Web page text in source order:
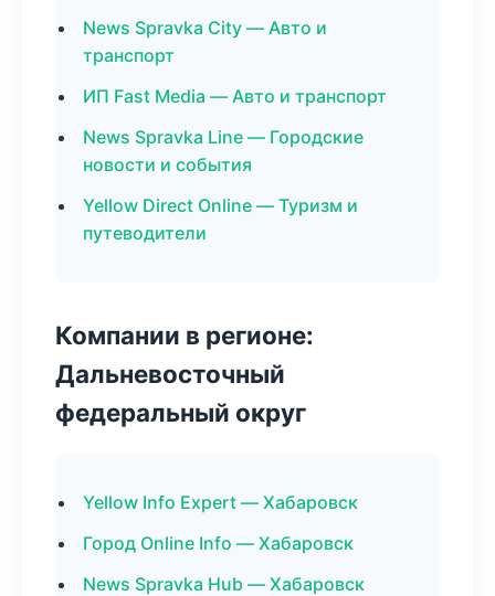
News Spravka City — Авто и
транспорт
ИП Fast Media — Авто и транспорт
News Spravka Line — Городские
новости и события
Yellow Direct Online — Туризм и
путеводители
Компании в регионе:
Дальневосточный
федеральный округ
Yellow Info Expert — Хабаровск
Город Online Info — Хабаровск
News Spravka Hub — Хабаровск